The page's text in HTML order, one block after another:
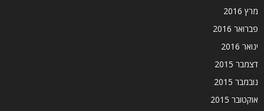
מרץ 2016
פברואר 2016
ינואר 2016
דצמבר 2015
נובמבר 2015
אוקטובר 2015